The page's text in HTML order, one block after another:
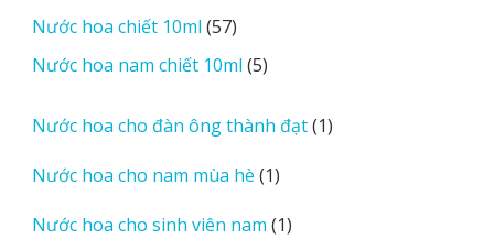
phẩm
Nước hoa chiết 10ml 5757
sản
phẩm
Nước hoa nam chiết 10ml 55
phẩm
Nước hoa cho đàn ông thành đạt 11
Nước hoa cho nam mùa hè 11
phẩm
Nước hoa cho sinh viên nam 11